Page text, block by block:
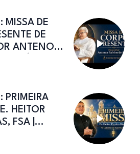
MISSA DE
DE
ANTENOR
PRIMEIRA
HEITOR
FSA |